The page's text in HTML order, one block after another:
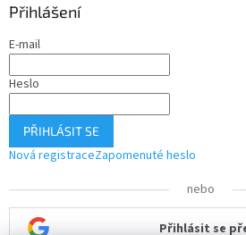
Přihlášení
E-mail
Heslo
PŘIHLÁSIT SE
Nová registraceZapomenuté heslo
nebo
Přihlásit se